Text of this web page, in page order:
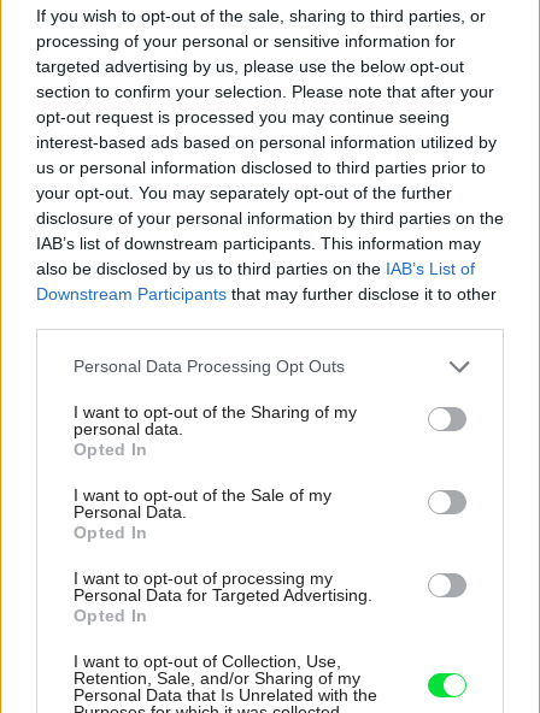
If you wish to opt-out of the sale, sharing to third parties, or
processing of your personal or sensitive information for
targeted advertising by us, please use the below opt-out
section to confirm your selection. Please note that after your
opt-out request is processed you may continue seeing
interest-based ads based on personal information utilized by
us or personal information disclosed to third parties prior to
your opt-out. You may separately opt-out of the further
disclosure of your personal information by third parties on the
IAB’s list of downstream participants. This information may
also be disclosed by us to third parties on the IAB’s List of
Downstream Participants that may further disclose it to other
Please note that this website/app uses one or more Google
not limited to your visit or usage behaviour. You may click to
grant or deny consent to Google and its third-party tags to
use your data for below specified purposes in below Google
consent section.
Personal Data Processing Opt Outs
I want to opt-out of the Sharing of my
personal data.
Opted In
I want to opt-out of the Sale of my
Personal Data.
Opted In
I want to opt-out of processing my
Personal Data for Targeted Advertising.
Opted In
I want to opt-out of Collection, Use,
Retention, Sale, and/or Sharing of my
Personal Data that Is Unrelated with the
1 2 3 4 148
Najčítanejšie Za mesiac
Záhradky v kvetináčoch
VIDEO Oživte svoju záhradu farbami!
Viete čo vysadiť pod stromy?
Nezabudnite na ozdobné tekvice
Inšpirácie
kúpeľňa,drevo, zelená